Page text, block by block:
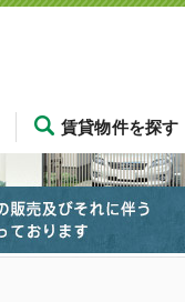
賃貸物件を探す